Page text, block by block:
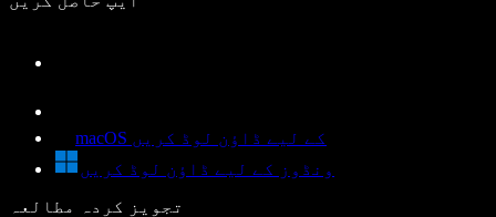
macOS کے لیے ڈاؤن لوڈ کریں
ونڈوز کے لیے ڈاؤن لوڈ کریں
تجویز کردہ مطالعہ